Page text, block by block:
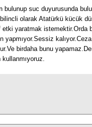
bulunup suc duyurusunda
olarak Atatürkü kücük
etki yaratmak istemektir.Orda
yapmıyor.Sessiz
birdaha bunu
kullanmıyoruz.